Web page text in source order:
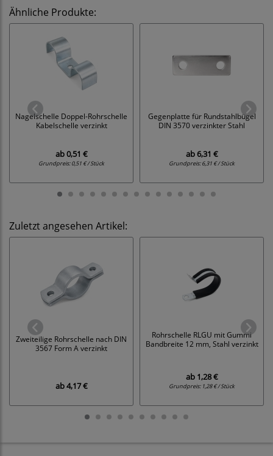
Ähnliche Produkte:
Nagelschelle Doppel-Rohrschelle
Kabelschelle verzinkt
ab0,51 €
Grundpreis:0,51 € / Stück
Gegenplatte für Rundstahlbügel
DIN 3570 verzinkter Stahl
ab6,31 €
Grundpreis:6,31 € / Stück
Zuletzt angesehen Artikel:
Zweiteilige Rohrschelle nach DIN
3567 Form A verzinkt
ab4,17 €
Rohrschelle RLGU mit Gummi
Bandbreite 12 mm, Stahl verzinkt
ab1,28 €
Grundpreis: 1,28 € / Stück